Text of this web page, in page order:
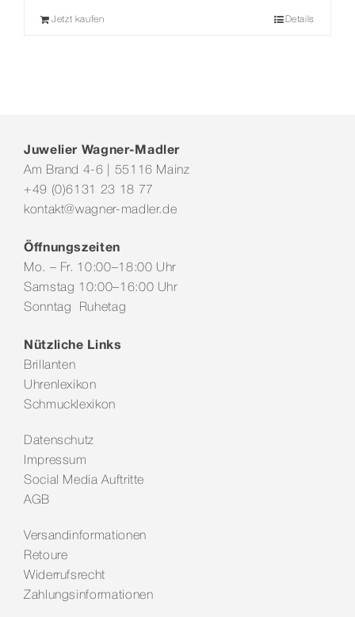
Jetzt kaufen Details
Juwelier Wagner-Madler
Am Brand 4-6 | 55116 Mainz
+49 (0)6131 23 18 77
kontakt@wagner-madler.de
Öffnungszeiten
Mo. – Fr. 10:00–18:00 Uhr
Samstag 10:00–16:00 Uhr
Sonntag Ruhetag
Nützliche Links
Brillanten
Uhrenlexikon
Schmucklexikon
Datenschutz
Impressum
Social Media Auftritte
AGB
Versandinformationen
Retoure
Widerrufsrecht
Zahlungsinformationen